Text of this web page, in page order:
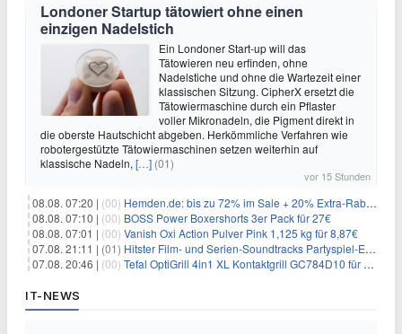
Londoner Startup tätowiert ohne einen
einzigen Nadelstich
Ein Londoner Start-up will das
Tätowieren neu erfinden, ohne
Nadelstiche und ohne die Wartezeit einer
klassischen Sitzung. CipherX ersetzt die
Tätowiermaschine durch ein Pflaster
voller Mikronadeln, die Pigment direkt in
die oberste Hautschicht abgeben. Herkömmliche Verfahren wie
robotergestützte Tätowiermaschinen setzen weiterhin auf
klassische Nadeln, […] (01)
vor 15 Stunden
08.08. 07:20 | (00) Hemden.de: bis zu 72% im Sale + 20% Extra-Rabatt dank Gutschein
08.08. 07:10 | (00) BOSS Power Boxershorts 3er Pack für 27€
08.08. 07:01 | (00) Vanish Oxi Action Pulver Pink 1,125 kg für 8,87€
07.08. 21:11 | (01) Hitster Film- und Serien-Soundtracks Partyspiel-Erweiterung für 6,99€
07.08. 20:46 | (00) Tefal OptiGrill 4in1 XL Kontaktgrill GC784D10 für 239,99€
IT-NEWS